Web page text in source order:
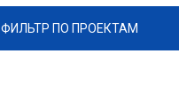
ФИЛЬТР ПО ПРОЕКТАМ